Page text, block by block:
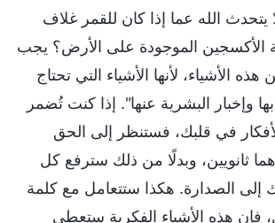
يتحدث الله عما إذا كان للقمر غلاف
الأكسجين الموجودة على الأرض؟ يجب
الأشياء، لأنها الأشياء التي تحتاج
وإخبار البشرية عنها". إذا كنت تُضمر
في قلبك، فستنظر إلى الحق
ثانويين، وبدلًا من ذلك سترفع كل
إلى الصدارة. هكذا ستتعامل مع كلمة
فإن هذه الأشياء الفكرية ستعطي